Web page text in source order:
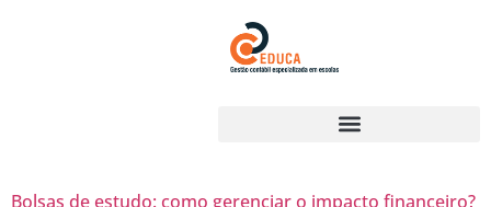
Bolsas de estudo: como gerenciar o impacto financeiro?